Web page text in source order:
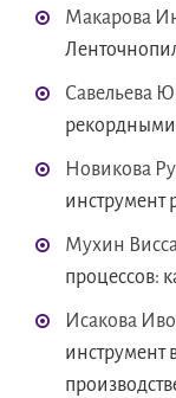
Макарова
Савельева
Новикова
инструмент
Мухин
процессов:
Исакова
инструмент